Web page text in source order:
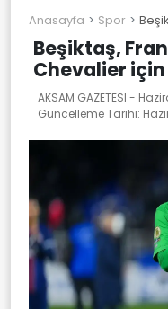
Anasayfa Spor
Beşiktaş,
Chevalier
AKSAM GAZETESI -
Güncelleme Tarihi: